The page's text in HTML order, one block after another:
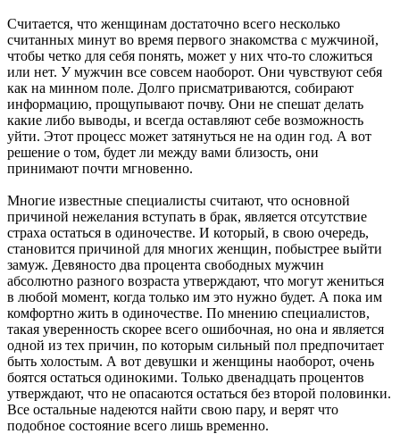
Считается, что женщинам достаточно всего несколько
считанных минут во время первого знакомства с мужчиной,
чтобы четко для себя понять, может у них что-то сложиться
или нет. У мужчин все совсем наоборот. Они чувствуют себя
как на минном поле. Долго присматриваются, собирают
информацию, прощупывают почву. Они не спешат делать
какие либо выводы, и всегда оставляют себе возможность
уйти. Этот процесс может затянуться не на один год. А вот
решение о том, будет ли между вами близость, они
принимают почти мгновенно.
Многие известные специалисты считают, что основной
причиной нежелания вступать в брак, является отсутствие
страха остаться в одиночестве. И который, в свою очередь,
становится причиной для многих женщин, побыстрее выйти
замуж. Девяносто два процента свободных мужчин
абсолютно разного возраста утверждают, что могут жениться
в любой момент, когда только им это нужно будет. А пока им
комфортно жить в одиночестве. По мнению специалистов,
такая уверенность скорее всего ошибочная, но она и является
одной из тех причин, по которым сильный пол предпочитает
быть холостым. А вот девушки и женщины наоборот, очень
боятся остаться одинокими. Только двенадцать процентов
утверждают, что не опасаются остаться без второй половинки.
Все остальные надеются найти свою пару, и верят что
подобное состояние всего лишь временно.